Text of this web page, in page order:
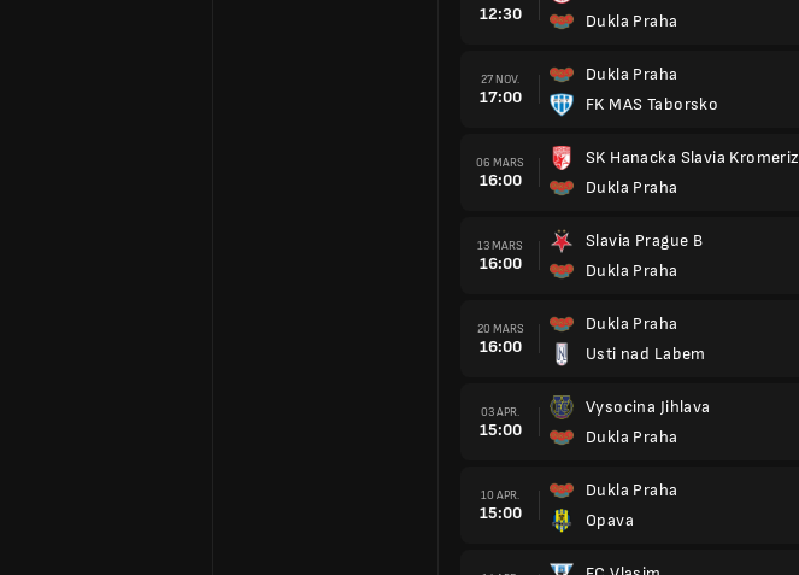
12:30
Dukla Praha
27 NOV.
17:00
Dukla Praha
FK MAS Taborsko
06 MARS
16:00
SK Hanacka Slavia Kromeriz
Dukla Praha
13 MARS
16:00
Slavia Prague B
Dukla Praha
20 MARS
16:00
Dukla Praha
Usti nad Labem
03 APR.
15:00
Vysocina Jihlava
Dukla Praha
10 APR.
15:00
Dukla Praha
Opava